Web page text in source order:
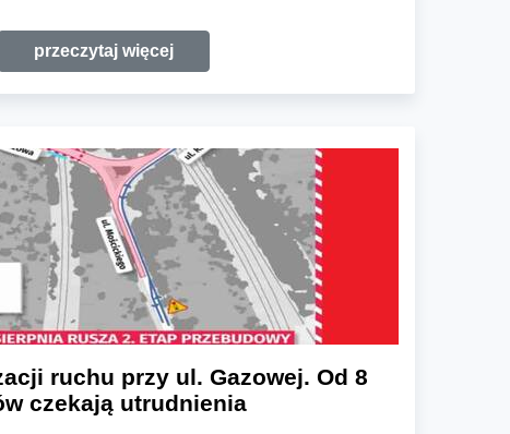
przeczytaj więcej
ruchu przy ul. Gazowej. Od 8
czekają utrudnienia